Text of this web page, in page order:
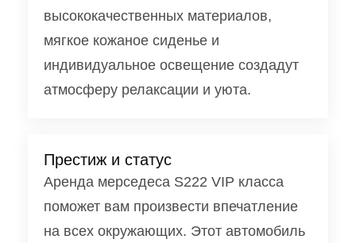
высококачественных материалов,
мягкое кожаное сиденье и
индивидуальное освещение создадут
атмосферу релаксации и уюта.
Престиж и статус
Аренда мерседеса S222 VIP класса
поможет вам произвести впечатление
на всех окружающих. Этот автомобиль